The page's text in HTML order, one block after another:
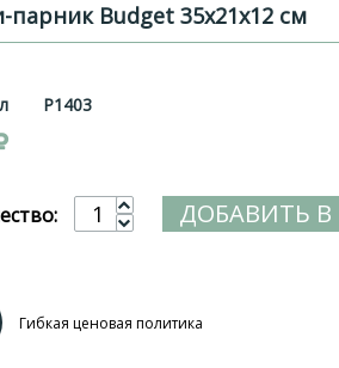
Budget 35x21x12 см
P1403
ДОБАВИТЬ
Гибкая ценовая политика